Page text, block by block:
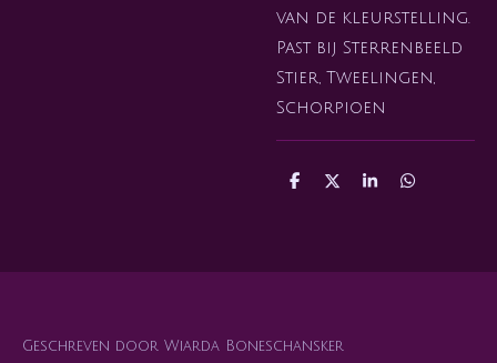
van de kleurstelling.
Past bij Sterrenbeeld
Stier, Tweelingen,
Schorpioen
D
D
S
D
Geschreven door Wiarda Boneschansker